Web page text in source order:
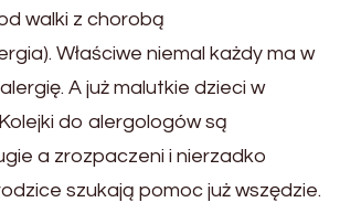
walki z chorobą
Właściwe niemal każdy ma w
A już malutkie dzieci w
do alergologów są
a zrozpaczeni i nierzadko
szukają pomoc już wszędzie.